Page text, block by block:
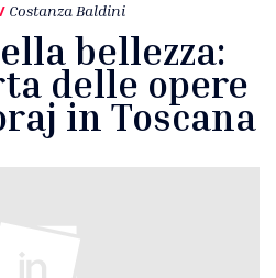
/ Costanza Baldini
bellezza:
delle opere
in Toscana